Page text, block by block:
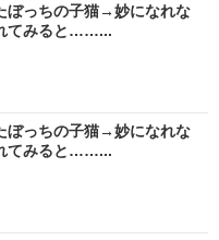
ぼっちの子猫→妙になれな
てみると……...
ぼっちの子猫→妙になれな
てみると……...